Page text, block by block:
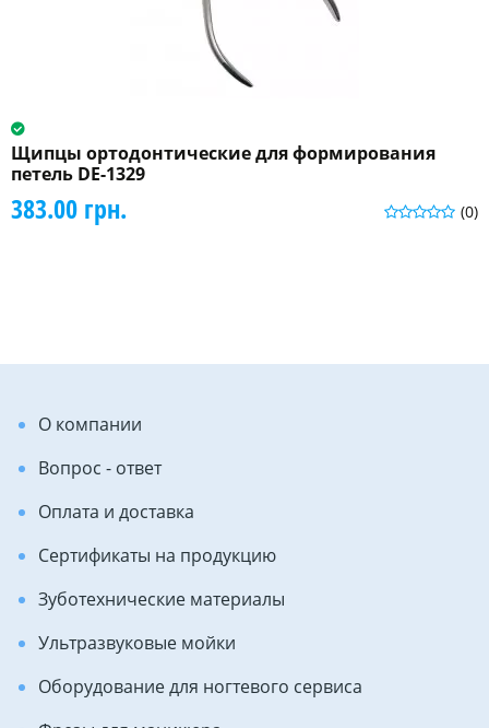
Щипцы ортодонтические для формирования
петель DE-1329
(0)
383.00 грн.
О компании
Вопрос - ответ
Оплата и доставка
Сертификаты на продукцию
Зуботехнические материалы
Ультразвуковые мойки
Оборудование для ногтевого сервиса